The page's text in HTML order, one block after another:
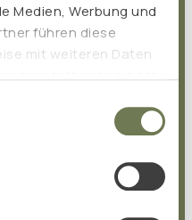
Medien, Werbung und
führen diese
mit weiteren Daten